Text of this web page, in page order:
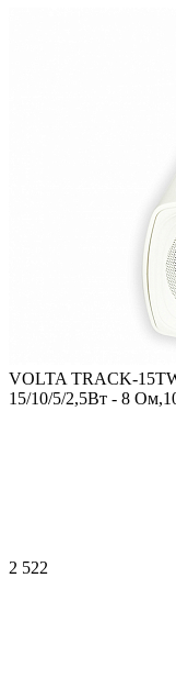
VOLTA TRACK-
15/10/5/2,5Вт - 8
2 522